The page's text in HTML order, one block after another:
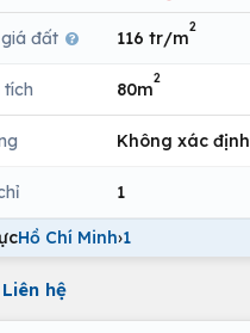
đất 116 tr/m
2
tích 80m
2
Không xác định
1
Hồ Chí Minh›1
hệ